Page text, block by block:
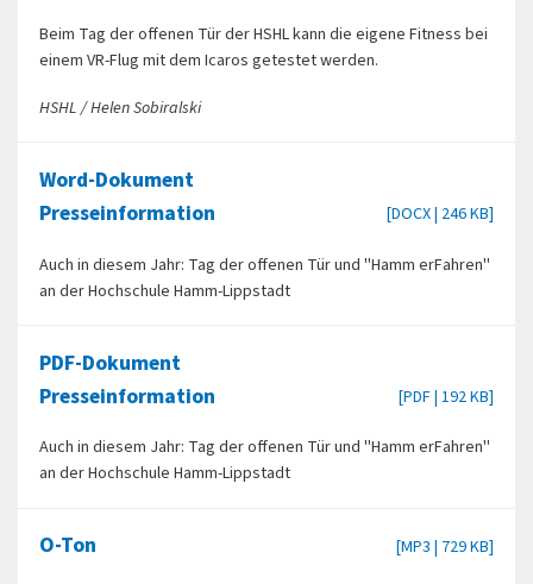
Beim Tag der offenen Tür der HSHL kann die eigene Fitness bei
einem VR-Flug mit dem Icaros getestet werden.
HSHL / Helen Sobiralski
Word-Dokument
Presseinformation
[DOCX | 246 KB]
Auch in diesem Jahr: Tag der offenen Tür und "Hamm erFahren"
an der Hochschule Hamm-Lippstadt
PDF-Dokument
Presseinformation
[PDF | 192 KB]
Auch in diesem Jahr: Tag der offenen Tür und "Hamm erFahren"
an der Hochschule Hamm-Lippstadt
O-Ton [MP3 | 729 KB]